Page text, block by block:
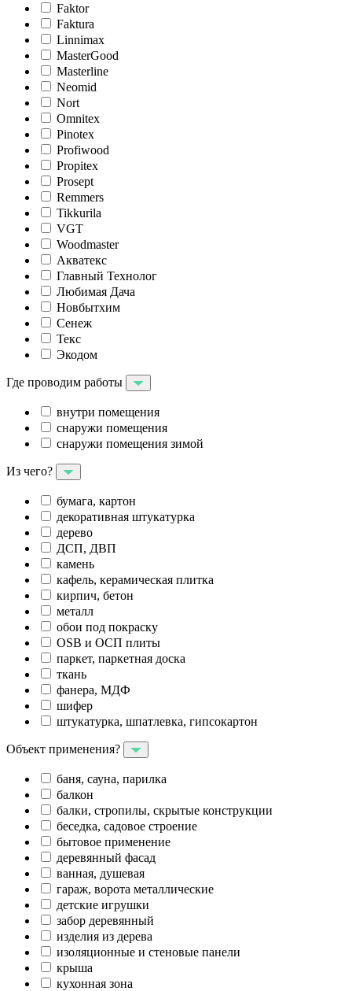
Faktor
Faktura
Linnimax
MasterGood
Masterline
Neomid
Nort
Omnitex
Pinotex
Profiwood
Propitex
Prosept
Remmers
Tikkurila
VGT
Woodmaster
Акватекс
Главный Технолог
Любимая Дача
Новбытхим
Сенеж
Текс
Экодом
Где проводим работы
внутри помещения
снаружи помещения
снаружи помещения зимой
Из чего?
бумага, картон
декоративная штукатурка
дерево
ДСП, ДВП
камень
кафель, керамическая плитка
кирпич, бетон
металл
обои под покраску
OSB и ОСП плиты
паркет, паркетная доска
ткань
фанера, МДФ
шифер
штукатурка, шпатлевка, гипсокартон
Объект применения?
баня, сауна, парилка
балкон
балки, стропилы, скрытые конструкции
беседка, садовое строение
бытовое применение
деревянный фасад
ванная, душевая
гараж, ворота металлические
детские игрушки
забор деревянный
изделия из дерева
изоляционные и стеновые панели
крыша
кухонная зона